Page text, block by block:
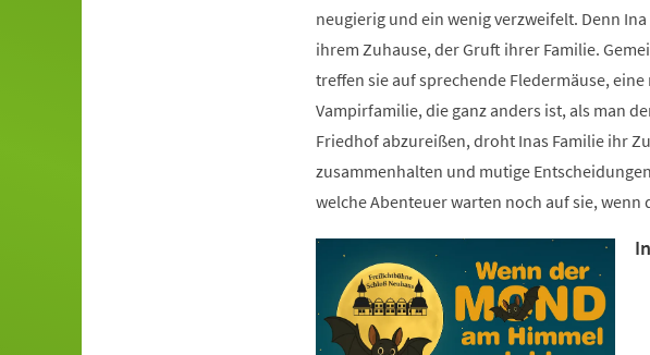
neugierig und ein wenig verzweifelt. Denn
ihrem Zuhause, der Gruft ihrer Familie.
treffen sie auf sprechende Fledermäuse,
Vampirfamilie, die ganz anders ist, als man
Friedhof abzureißen, droht Inas Familie ihr
zusammenhalten und mutige
welche Abenteuer warten noch auf sie, wenn